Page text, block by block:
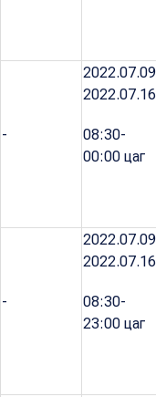
-
2022.07.16
08:30-
00:00 цаг
-
2022.07.16
08:30-
23:00 цаг